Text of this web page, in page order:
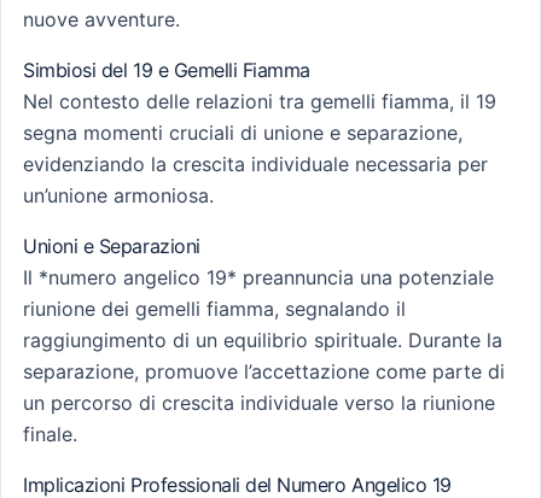
nuove avventure.
Simbiosi del 19 e Gemelli Fiamma
Nel contesto delle relazioni tra gemelli fiamma, il 19
segna momenti cruciali di unione e separazione,
evidenziando la crescita individuale necessaria per
un’unione armoniosa.
Unioni e Separazioni
Il *numero angelico 19* preannuncia una potenziale
riunione dei gemelli fiamma, segnalando il
raggiungimento di un equilibrio spirituale. Durante la
separazione, promuove l’accettazione come parte di
un percorso di crescita individuale verso la riunione
finale.
Implicazioni Professionali del Numero Angelico 19